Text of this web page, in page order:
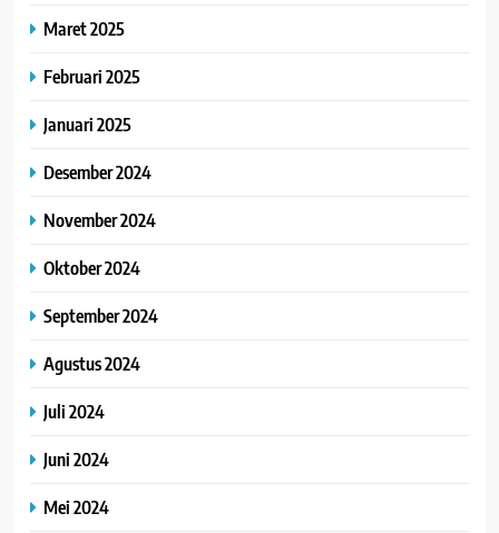
Maret 2025
Februari 2025
Januari 2025
Desember 2024
November 2024
Oktober 2024
September 2024
Agustus 2024
Juli 2024
Juni 2024
Mei 2024